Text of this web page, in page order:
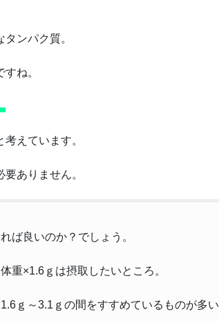
ンパク質。
ね。
えています。
ありません。
ば良いのか？でしょう。
重×1.6ｇは摂取したいところ。
ｇ～3.1ｇの間をすすめているものが多い